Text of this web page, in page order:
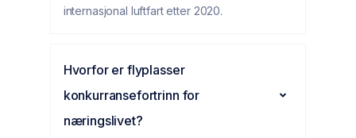
internasjonal luftfart etter 2020.
Hvorfor er flyplasser
konkurransefortrinn for
næringslivet?